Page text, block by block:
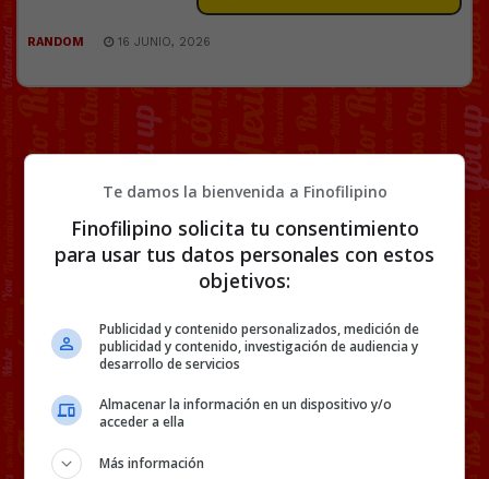
RANDOM 16 JUNIO, 2026
Te damos la bienvenida a Finofilipino
Finofilipino solicita tu consentimiento
para usar tus datos personales con estos
objetivos:
Publicidad y contenido personalizados, medición de
publicidad y contenido, investigación de audiencia y
desarrollo de servicios
Almacenar la información en un dispositivo y/o
acceder a ella
Más información